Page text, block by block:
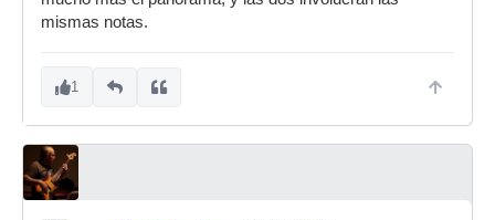
mismas notas.
1